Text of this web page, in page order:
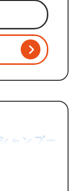
ャンプー
切無い